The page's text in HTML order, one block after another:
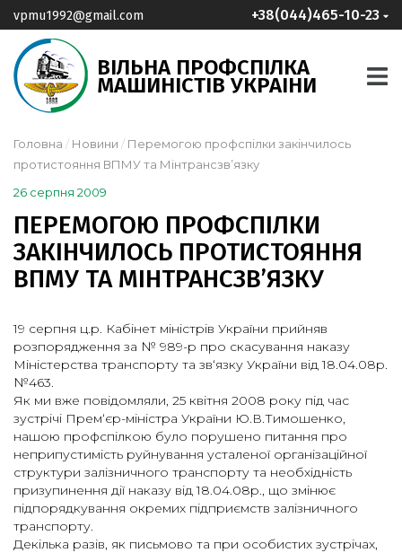
vpmu1992@gmail.com +38(044)465-10-23
ВІЛЬНА ПРОФСПІЛКА
МАШИНІСТІВ УКРАІНИ
Головна Новини
Перемогою профспілки закінчилось
протистояння ВПМУ та Мінтрансзв’язку
26 серпня 2009
ПЕРЕМОГОЮ ПРОФСПІЛКИ
ЗАКІНЧИЛОСЬ ПРОТИСТОЯННЯ
ВПМУ ТА МІНТРАНСЗВ’ЯЗКУ
19 серпня ц.р. Кабінет міністрів України прийняв
розпорядження за № 989-р про скасування наказу
Міністерства транспорту та зв‘язку України від 18.04.08р.
№463.
Як ми вже повідомляли, 25 квітня 2008 року під час
зустрічі Прем‘єр-міністра України Ю.В.Тимошенко,
нашою профспілкою було порушено питання про
неприпустимість руйнування усталеної організаційної
структури залізничного транспорту та необхідність
призупинення дії наказу від 18.04.08р., що змінює
підпорядкування окремих підприємств залізничного
транспорту.
Декілька разів, як письмово та при особистих зустрічах,